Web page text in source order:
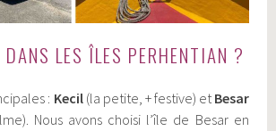
LES ÎLES PERHENTIAN ?
: Kecil(la petite, + festive) etBesar
Nous avons choisi l’île de Besar en